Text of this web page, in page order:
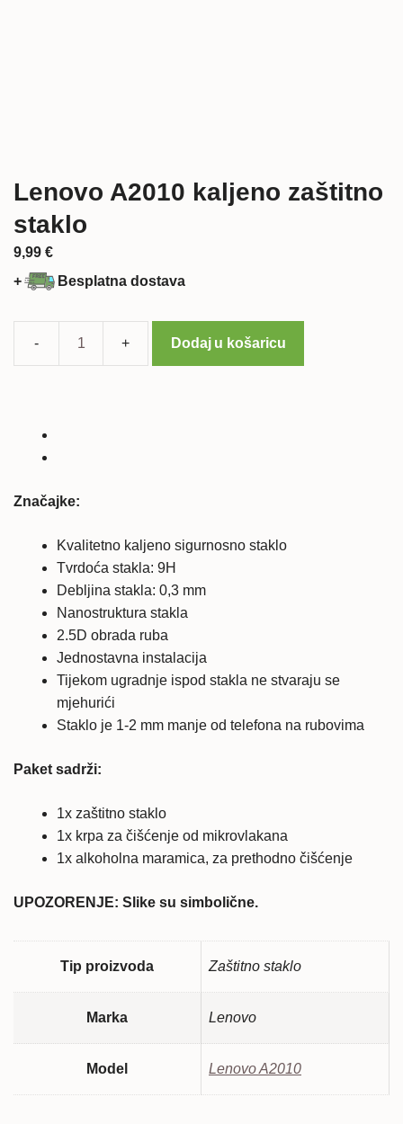
Lenovo A2010 kaljeno zaštitno
staklo
9,99 €
+
Besplatna dostava
Lenovo
Dodaj u košaricu
Značajke:
Kvalitetno kaljeno sigurnosno staklo
Tvrdoća stakla: 9H
Debljina stakla: 0,3 mm
Nanostruktura stakla
2.5D obrada ruba
Jednostavna instalacija
Tijekom ugradnje ispod stakla ne stvaraju se
mjehurići
Staklo je 1-2 mm manje od telefona na rubovima
Paket sadrži:
1x zaštitno staklo
1x krpa za čišćenje od mikrovlakana
1x alkoholna maramica, za prethodno čišćenje
UPOZORENJE: Slike su simbolične.
Tip proizvoda Zaštitno staklo
Marka Lenovo
Model Lenovo A2010